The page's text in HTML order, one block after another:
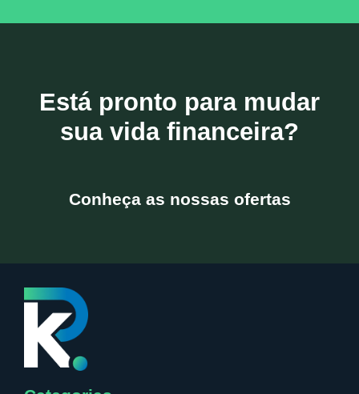
Está pronto para mudar
sua vida financeira?
Conheça as nossas ofertas